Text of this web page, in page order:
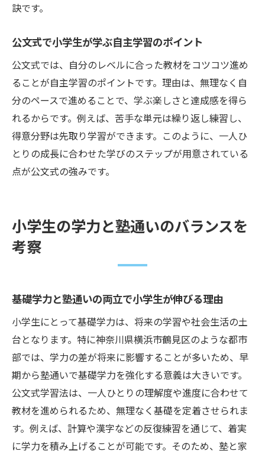
訣です。
公文式で小学生が学ぶ自主学習のポイント
公文式では、自分のレベルに合った教材をコツコツ進め
ることが自主学習のポイントです。理由は、無理なく自
分のペースで進めることで、学ぶ楽しさと達成感を得ら
れるからです。例えば、苦手な単元は繰り返し練習し、
得意分野は先取り学習ができます。このように、一人ひ
とりの成長に合わせた学びのステップが用意されている
点が公文式の強みです。
小学生の学力と塾通いのバランスを
考察
基礎学力と塾通いの両立で小学生が伸びる理由
小学生にとって基礎学力は、将来の学習や社会生活の土
台となります。特に神奈川県横浜市鶴見区のような都市
部では、学力の差が将来に影響することが多いため、早
期から塾通いで基礎学力を強化する意義は大きいです。
公文式学習法は、一人ひとりの理解度や進度に合わせて
教材を進められるため、無理なく基礎を定着させられま
す。例えば、計算や漢字などの反復練習を通じて、着実
に学力を積み上げることが可能です。そのため、塾と家